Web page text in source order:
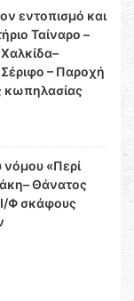
εντοπισμό και
Ταίναρο –
– Παροχή
κωπηλασίας
«Περί
Θάνατος
Φ σκάφους